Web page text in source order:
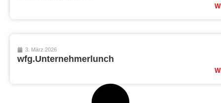
3. März 2026
wfg.Unternehmerlunch